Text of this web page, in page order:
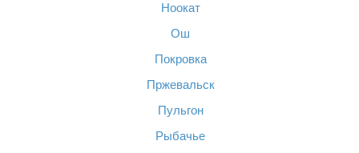
Ноокат
Ош
Покровка
Пржевальск
Пульгон
Рыбачье